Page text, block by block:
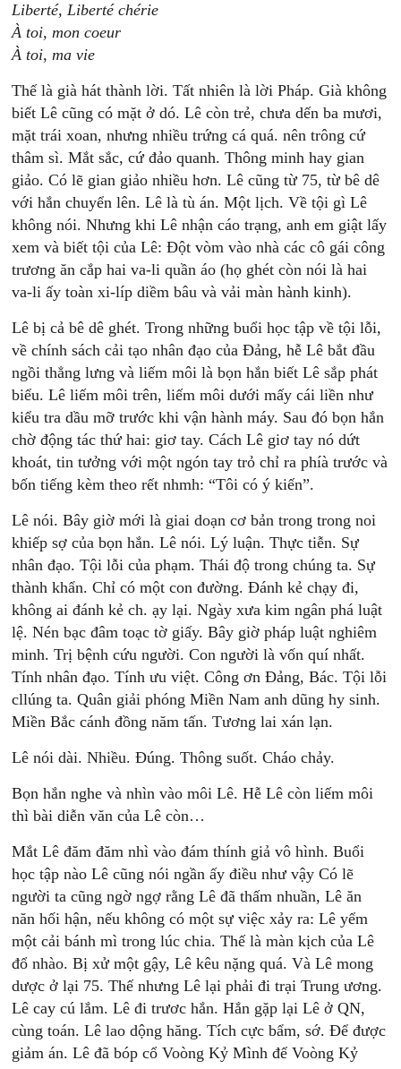
Liberté, Liberté chérie
À toi, mon coeur
À toi, ma vie
Thế là già hát thành lời. Tất nhiên là lời Pháp. Già không
biết Lê cũng có mặt ở dó. Lê còn trẻ, chưa dến ba mươi,
mặt trái xoan, nhưng nhiều trứng cá quá. nên trông cứ
thâm sì. Mắt sắc, cứ đảo quanh. Thông minh hay gian
giảo. Có lẽ gian giảo nhiều hơn. Lê cũng từ 75, từ bê dê
với hắn chuyển lên. Lê là tù án. Một lịch. Về tội gì Lê
không nói. Nhưng khi Lê nhận cáo trạng, anh em giật lấy
xem và biết tội của Lê: Đột vòm vào nhà các cô gái công
trương ăn cắp hai va-li quần áo (họ ghét còn nói là hai
va-li ấy toàn xi-líp diềm bâu và vải màn hành kinh).
Lê bị cả bê dê ghét. Trong những buổi học tập về tội lỗi,
về chính sách cải tạo nhân đạo của Đảng, hễ Lê bắt đầu
ngồi thẳng lưng và liếm môi là bọn hắn biết Lê sắp phát
biểu. Lê liếm môi trên, liếm môi dưới mấy cái liền như
kiểu tra dầu mỡ trước khi vận hành máy. Sau đó bọn hắn
chờ động tác thứ hai: giơ tay. Cách Lê giơ tay nó dứt
khoát, tin tưởng với một ngón tay trỏ chỉ ra phíà trước và
bốn tiếng kèm theo rết nhmh: “Tôi có ý kiến”.
Lê nói. Bây giờ mới là giai doạn cơ bản trong trong noi
khiếp sợ của bọn hắn. Lê nói. Lý luận. Thực tiễn. Sự
nhân đạo. Tội lỗi của phạm. Thái độ trong chúng ta. Sự
thành khẩn. Chỉ có một con đường. Đánh kẻ chạy đi,
không ai đánh kẻ ch. ạy lại. Ngày xưa kim ngân phá luật
lệ. Nén bạc đâm toạc tờ giấy. Bây giờ pháp luật nghiêm
minh. Trị bệnh cứu người. Con người là vốn quí nhất.
Tính nhân đạo. Tính ưu việt. Công ơn Đảng, Bác. Tội lỗi
cllúng ta. Quân giải phóng Miền Nam anh dũng hy sinh.
Miền Bắc cánh đồng năm tấn. Tương lai xán lạn.
Lê nói dài. Nhiều. Đúng. Thông suốt. Cháo chảy.
Bọn hắn nghe và nhìn vào môi Lê. Hễ Lê còn liếm môi
thì bài diễn văn của Lê còn…
Mắt Lê đăm đăm nhì vào đám thính giả vô hình. Buổi
học tập nào Lê cũng nói ngần ấy điều như vậy Có lẽ
người ta cũng ngờ ngợ rằng Lê đã thấm nhuần, Lê ăn
năn hối hận, nếu không có một sự việc xảy ra: Lê yểm
một cải bánh mì trong lúc chia. Thế là màn kịch của Lê
đổ nhào. Bị xử một gậy, Lê kêu nặng quá. Và Lê mong
dược ở lại 75. Thế nhưng Lê lại phải đi trại Trung ương.
Lê cay cú lắm. Lê đi trươc hắn. Hắn gặp lại Lê ở QN,
cùng toán. Lê lao dộng hăng. Tích cực bẩm, sớ. Để được
giảm án. Lê đã bóp cổ Voòng Kỷ Mình để Voòng Kỷ